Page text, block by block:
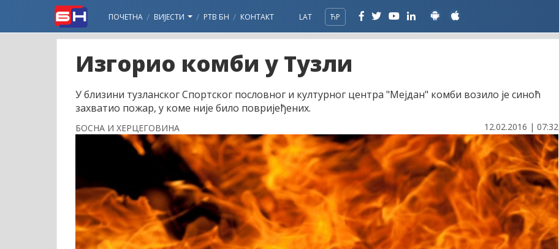
ПОЧЕТНА ВИЈЕСТИ РТВ БН КОНТАКТ LAT ЋР
Изгорио комби у Тузли
У близини тузланског Спортског пословног и културног центра "Мејдан" комби возило је синоћ
захватио пожар, у коме није било повријеђених.
БОСНА И ХЕРЦЕГОВИНА 12.02.2016 | 07:32